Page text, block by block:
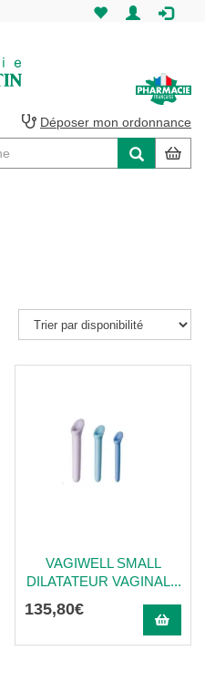
Martin
Pharmacie
Déposer mon ordonnance
VAGIWELL SMALL
DILATATEUR VAGINAL...
135,80€